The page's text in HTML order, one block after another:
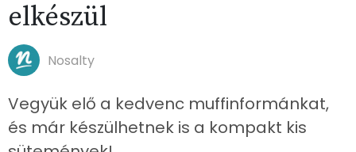
elkészül
Nosalty
Vegyük elő a kedvenc muffinformánkat,
és már készülhetnek is a kompakt kis